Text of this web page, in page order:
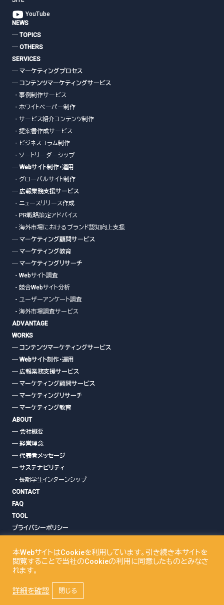
YouTube
NEWS
― TOPICS
― OTHERS
SERVICES
― マーケティングプロセス
― コンテンツマーケティングサービス
- 事例制作サービス
- ホワイトペーパー制作
- サービス紹介コンテンツ制作
- 提案書作成サービス
- ビジネスコラム制作
- ソートリーダーシップ
― Webサイト制作・運用
- グローバルサイト制作
― 広報業務支援サービス
- ニュースリリース作成
- PR戦略策定アドバイス
- 海外市場におけるブランド認知向上支援
― マーケティング顧問サービス
― マーケティング教育
― マーケティングリサーチ
- Webサイト調査
- 競合Webサイト分析
- ユーザーアンケート調査
- 海外市場調査サービス
ADVANTAGE
WORKS
― コンテンツマーケティングサービス
― Webサイト制作・運用
― 広報業務支援サービス
― マーケティング顧問サービス
― マーケティングリサーチ
― マーケティング教育
ABOUT
― 会社概要
― 経営理念
― 代表者メッセージ
― サステナビリティ
- 長期学生インターンシップ
CONTACT
FAQ
TOOL
プライバシーポリシー
Copyright© ISB Marketing,Ltd. All Rights Reserved.
本WebサイトはCookieを利用しています。引き続き本サイトを
閲覧することで当社のCookieの利用に同意したものとみなさ
れます。
詳細を確認 閉じる